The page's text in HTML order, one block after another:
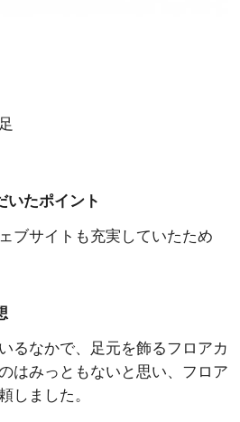
いたポイント
ブサイトも充実していたため
るなかで、足元を飾るフロアカ
はみっともないと思い、フロア
しました。